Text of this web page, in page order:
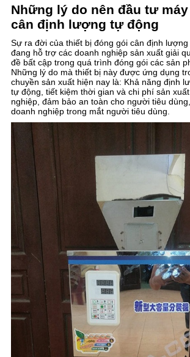
Những lý do nên đầu tư
cân định lượng tự động
Sự ra đời của thiết bị đóng gói cân định
đang hỗ trợ các doanh nghiệp sản xuất giải
đề bất cập trong quá trình đóng gói các sản
Những lý do mà thiết bị này được ứng dụng
chuyền sản xuất hiện nay là: Khả năng định
tự động, tiết kiệm thời gian và chi phí sản
nghiệp, đảm bảo an toàn cho người tiêu
doanh nghiệp trong mắt người tiêu dùng.